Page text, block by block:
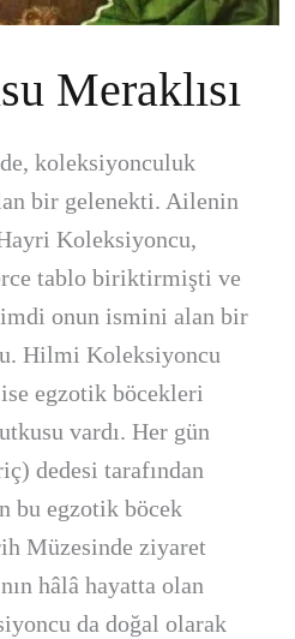
Meraklısı
koleksiyonculuk
bir gelenekti. Ailenin
Koleksiyoncu,
tablo biriktirmişti ve
onun ismini alan bir
Hilmi Koleksiyoncu
egzotik böcekleri
vardı. Her gün
dedesi tarafından
bu egzotik böcek
Müzesinde ziyaret
hâlâ hayatta olan
da doğal olarak